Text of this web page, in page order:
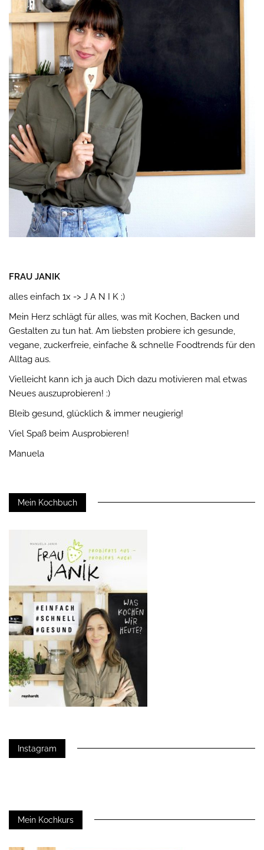
FRAU JANIK
alles einfach 1x -> J A N I K ;)
Mein Herz schlägt für alles, was mit Kochen, Backen und
Gestalten zu tun hat. Am liebsten probiere ich gesunde,
vegane, zuckerfreie, einfache & schnelle Foodtrends für den
Alltag aus.
Vielleicht kann ich ja auch Dich dazu motivieren mal etwas
Neues auszuprobieren! :)
Bleib gesund, glücklich & immer neugierig!
Viel Spaß beim Ausprobieren!
Manuela
Mein Kochbuch
Instagram
Mein Kochkurs